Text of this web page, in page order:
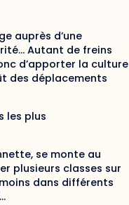
auprès d’une
Autant de freins
d’apporter la culture
des déplacements
les plus
se monte au
plusieurs classes sur
dans différents